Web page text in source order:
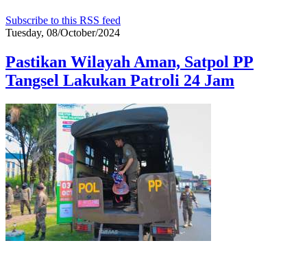
Subscribe to this RSS feed
Tuesday, 08/October/2024
Pastikan Wilayah Aman, Satpol PP
Tangsel Lakukan Patroli 24 Jam